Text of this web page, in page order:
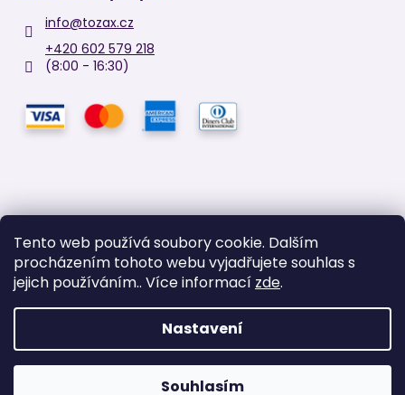
Tento web používá soubory cookie. Dalším
procházením tohoto webu vyjadřujete souhlas s
jejich používáním.. Více informací zde.
Nastavení
Souhlasím
info@tozax.cz
+420 602 579 218
(8:00 - 16:30)
Facebook
Copyright 2026TOZAX. Všechna práva vyhrazena.Upravit
nastavení cookies